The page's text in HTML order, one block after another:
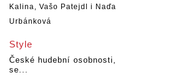
Style
České hudební osobnosti,
se...